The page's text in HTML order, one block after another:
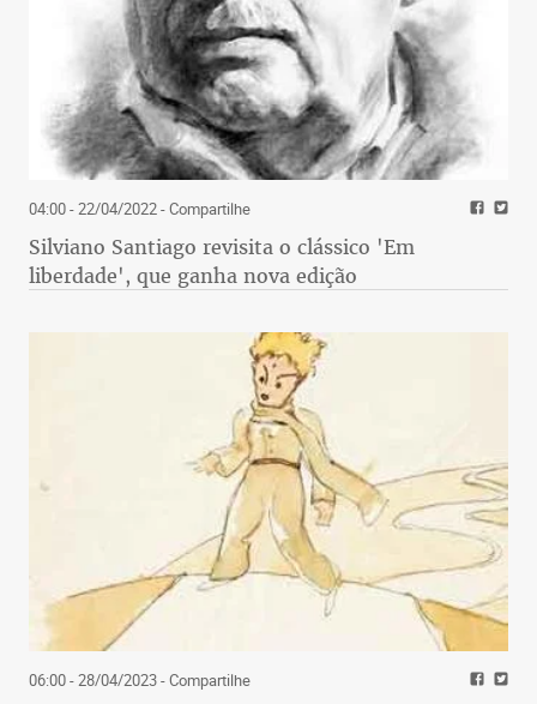
04:00 - 22/04/2022- Compartilhe
Silviano Santiago revisita o clássico 'Em
liberdade', que ganha nova edição
06:00 - 28/04/2023- Compartilhe